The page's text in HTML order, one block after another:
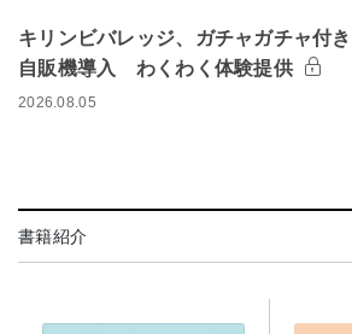
キリンビバレッジ、ガチャガチャ付き
自販機導入 わくわく体験提供
2026.08.05
書籍紹介